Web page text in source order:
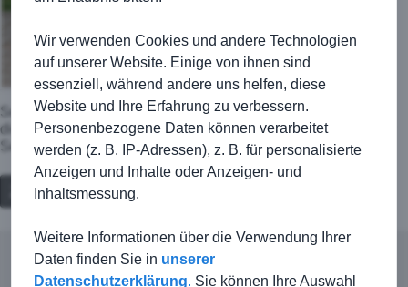
Sechs Spieler und Trainer Uwe beendeten erfolgreich das
diejährige Trainingslager zur Saisonvorbereitung am Kalterer
See.
Zurück
© TSG Kirchberg-Jagst |Kontakt|Impressum|
Wir verwenden Cookies und andere Technologien
auf unserer Website. Einige von ihnen sind
essenziell, während andere uns helfen, diese
Website und Ihre Erfahrung zu verbessern.
Personenbezogene Daten können verarbeitet
werden (z. B. IP-Adressen), z. B. für personalisierte
Anzeigen und Inhalte oder Anzeigen- und
Inhaltsmessung.
Weitere Informationen über die Verwendung Ihrer
Daten finden Sie in unserer
Datenschutzerklärung. Sie können Ihre Auswahl